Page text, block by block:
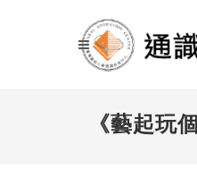
《藝起玩